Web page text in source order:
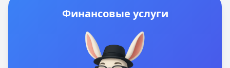
Финансовые услуги